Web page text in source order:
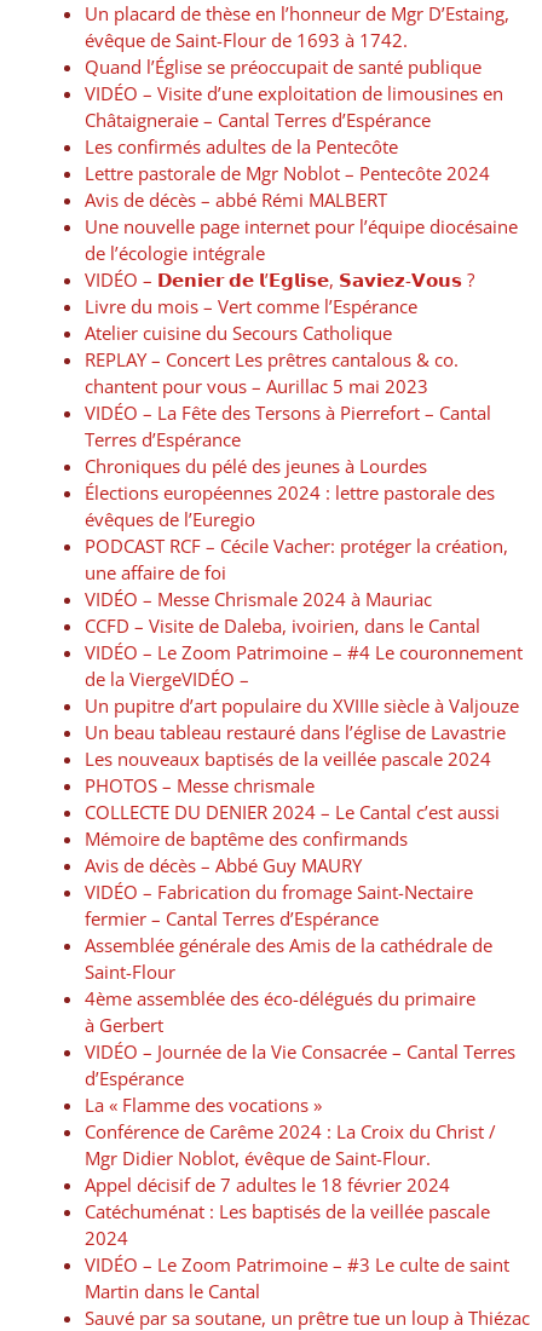
Un placard de thèse en l’honneur de Mgr D’Estaing,
évêque de Saint-Flour de 1693 à 1742.
Quand l’Église se préoccupait de santé publique
VIDÉO – Visite d’une exploitation de limousines en
Châtaigneraie – Cantal Terres d’Espérance
Les confirmés adultes de la Pentecôte
Lettre pastorale de Mgr Noblot – Pentecôte 2024
Avis de décès – abbé Rémi MALBERT
Une nouvelle page internet pour l’équipe diocésaine
de l’écologie intégrale
VIDÉO – 𝗗𝗲𝗻𝗶𝗲𝗿 𝗱𝗲 𝗹’𝗘𝗴𝗹𝗶𝘀𝗲, 𝗦𝗮𝘃𝗶𝗲𝘇-𝗩𝗼𝘂𝘀 ?
Livre du mois – Vert comme l’Espérance
Atelier cuisine du Secours Catholique
REPLAY – Concert Les prêtres cantalous & co.
chantent pour vous – Aurillac 5 mai 2023
VIDÉO – La Fête des Tersons à Pierrefort – Cantal
Terres d’Espérance
Chroniques du pélé des jeunes à Lourdes
Élections européennes 2024 : lettre pastorale des
évêques de l’Euregio
PODCAST RCF – Cécile Vacher: protéger la création,
une affaire de foi
VIDÉO – Messe Chrismale 2024 à Mauriac
CCFD – Visite de Daleba, ivoirien, dans le Cantal
VIDÉO – Le Zoom Patrimoine – #4 Le couronnement
de la ViergeVIDÉO –
Un pupitre d’art populaire du XVIIIe siècle à Valjouze
Un beau tableau restauré dans l’église de Lavastrie
Les nouveaux baptisés de la veillée pascale 2024
PHOTOS – Messe chrismale
COLLECTE DU DENIER 2024 – Le Cantal c’est aussi
Mémoire de baptême des confirmands
Avis de décès – Abbé Guy MAURY
VIDÉO – Fabrication du fromage Saint-Nectaire
fermier – Cantal Terres d’Espérance
Assemblée générale des Amis de la cathédrale de
Saint-Flour
4ème assemblée des éco-délégués du primaire
à Gerbert
VIDÉO – Journée de la Vie Consacrée – Cantal Terres
d’Espérance
La « Flamme des vocations »
Conférence de Carême 2024 : La Croix du Christ /
Mgr Didier Noblot, évêque de Saint-Flour.
Appel décisif de 7 adultes le 18 février 2024
Catéchuménat : Les baptisés de la veillée pascale
2024
VIDÉO – Le Zoom Patrimoine – #3 Le culte de saint
Martin dans le Cantal
Sauvé par sa soutane, un prêtre tue un loup à Thiézac